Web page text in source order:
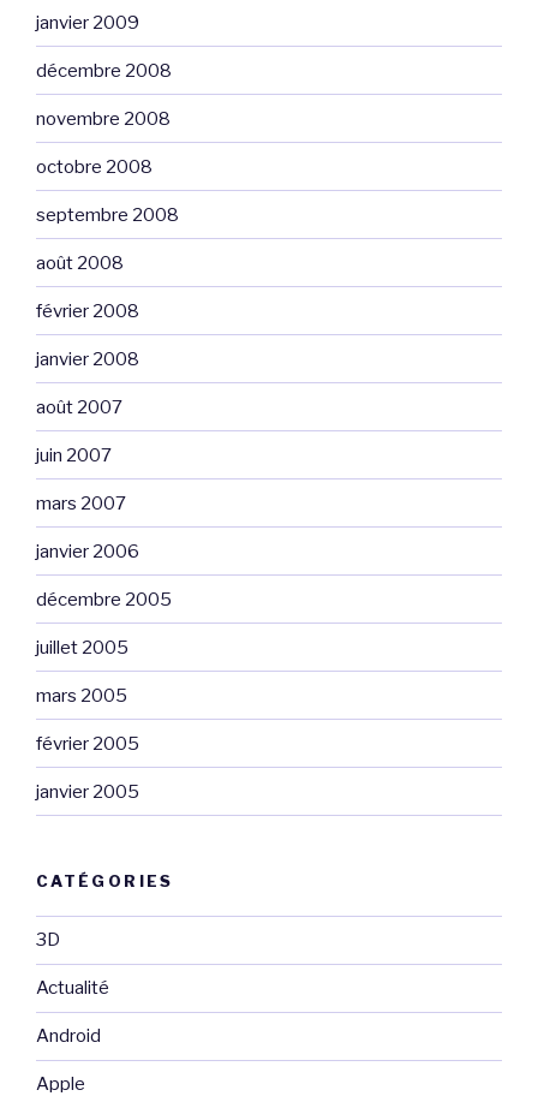
janvier 2009
décembre 2008
novembre 2008
octobre 2008
septembre 2008
août 2008
février 2008
janvier 2008
août 2007
juin 2007
mars 2007
janvier 2006
décembre 2005
juillet 2005
mars 2005
février 2005
janvier 2005
CATÉGORIES
3D
Actualité
Android
Apple